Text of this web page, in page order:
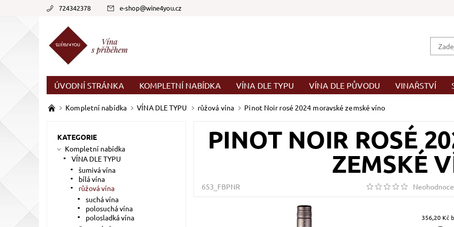
724342378 e-shop@wine4you.cz
ÚVODNÍ STRÁNKA KOMPLETNÍ NABÍDKA VÍNA DLE TYPU VÍNA DLE PŮVODU VINAŘSTVÍ
Kompletní nabídka VÍNA DLE TYPU růžová vína Pinot Noir rosé 2024 moravské zemské víno
PINOT NOIR ROSÉ
ZEMSKÉ
653_FBPNR
KATEGORIE
Kompletní nabídka
VÍNA DLE TYPU
šumivá vína
bílá vína
růžová vína
suchá vína
polosuchá vína
polosladká vína